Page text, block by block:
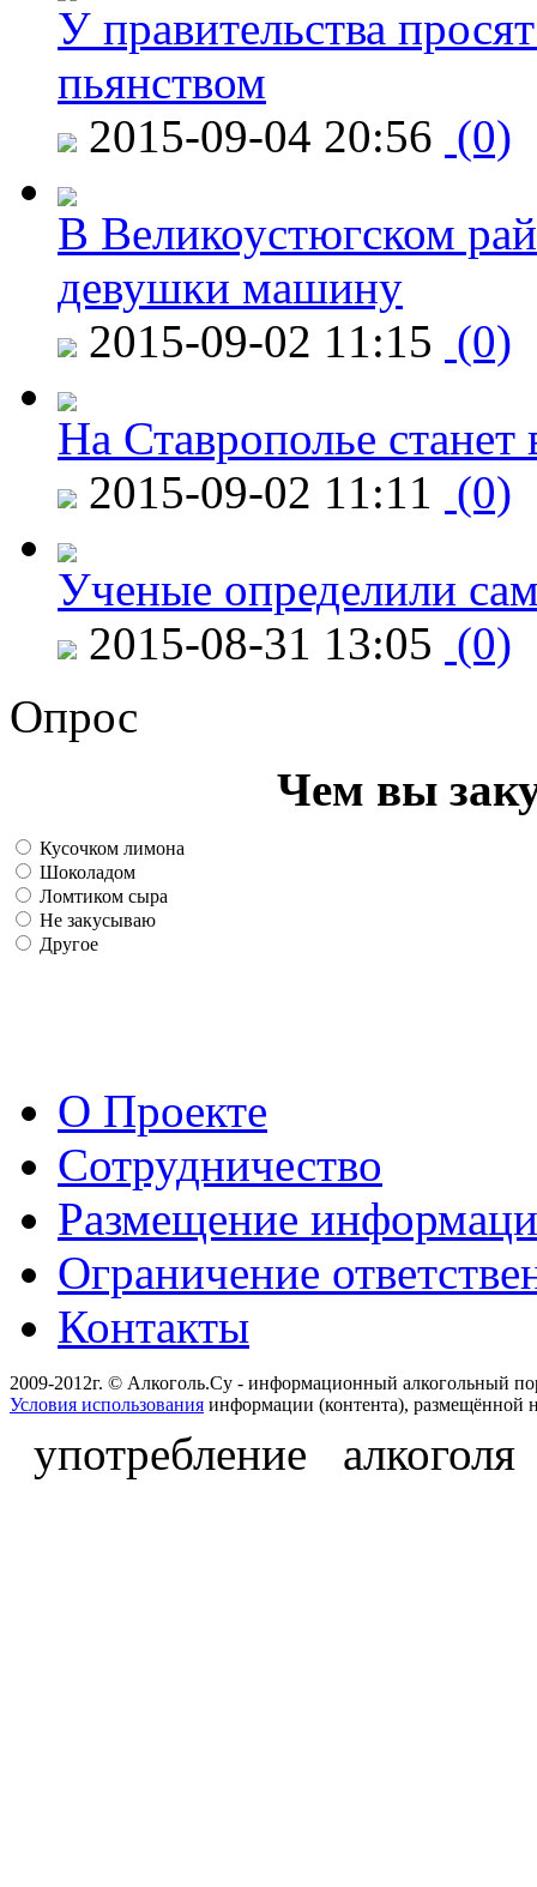
У правительства
пьянством
2015-09-04 20:56 (0)
В Великоустюгском
девушки машину
2015-09-02 11:15 (0)
На Ставрополье
2015-09-02 11:11 (0)
Ученые определили
2015-08-31 13:05 (0)
Опрос
Чем вы
Кусочком лимона
Шоколадом
Ломтиком сыра
Не закусываю
Другое
О Проекте
Сотрудничество
Размещение
Ограничение
Контакты
2009-2012г. © Алкоголь.Су - информационный алкогольный
Условия использования информации (контента), размещённой
употребление